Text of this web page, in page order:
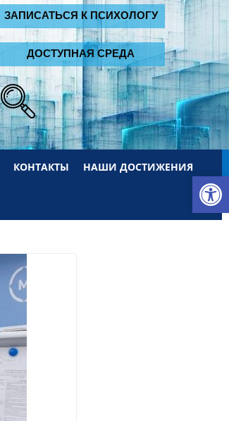
ЗАПИСАТЬСЯ К ПСИХОЛОГУ
ДОСТУПНАЯ СРЕДА
КОНТАКТЫ НАШИ ДОСТИЖЕНИЯ